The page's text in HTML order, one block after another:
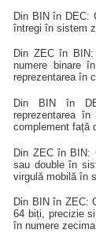
Din BIN în DEC:
întregi în sistem
Din ZEC în
numere binare
reprezentarea în
Din BIN în
reprezentarea
complement față
Din ZEC în BIN:
sau double în
virgulă mobilă în
Din BIN în ZEC:
64 biți, precizie
în numere